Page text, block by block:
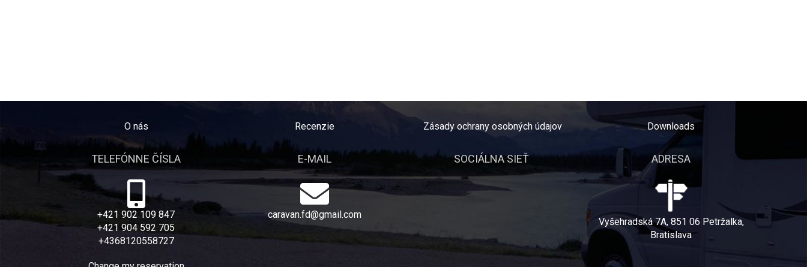
O nás Recenzie Zásady ochrany osobných údajov Downloads
TELEFÓNNE ČÍSLA
+421 902 109 847
+421 904 592 705
+4368120558727
E-MAIL
caravan.fd@gmail.com
SOCIÁLNA SIEŤ ADRESA
Vyšehradská 7A, 851 06 Petržalka,
Bratislava